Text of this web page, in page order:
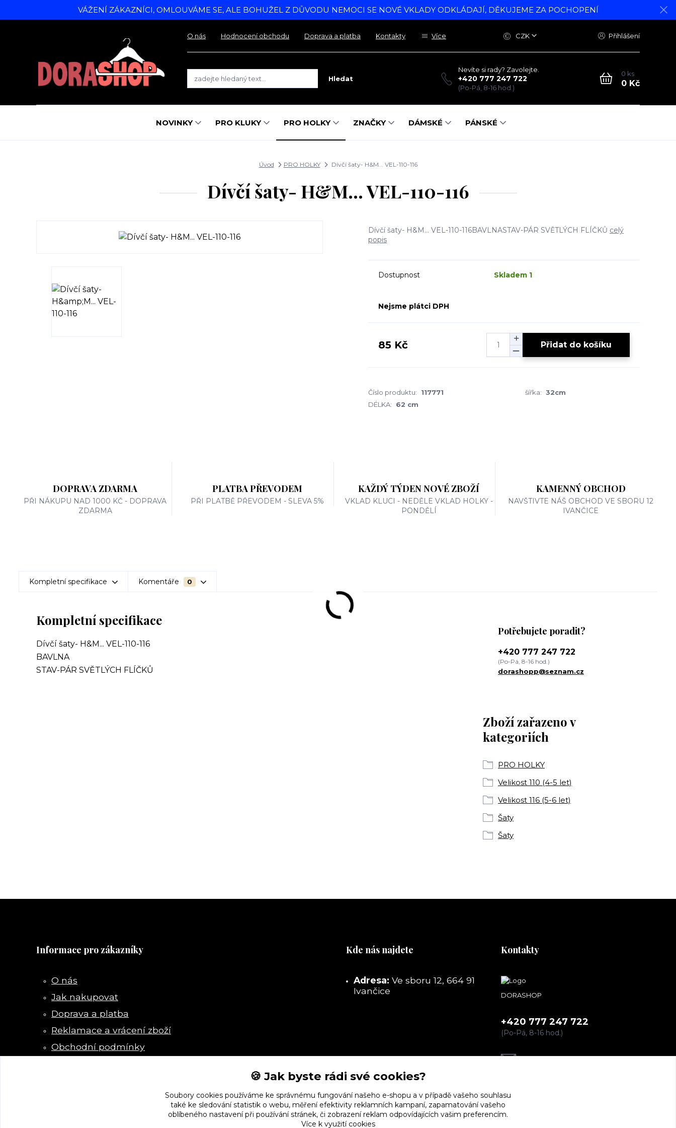
VÁŽENÍ ZÁKAZNÍCI, OMLOUVÁME SE, ALE BOHUŽEL Z DŮVODU NEMOCI SE NOVÉ VKLADY ODKLÁDAJÍ, DĚKUJEME ZA POCHOPENÍ
O nás Hodnocení obchodu Doprava a platba Kontakty Více CZK Přihlášení
Hledat
Nevíte si rady? Zavolejte.
+420 777 247 722
(Po-Pá, 8-16 hod.)
0 ks
0 Kč
NOVINKY PRO KLUKY PRO HOLKY ZNAČKY DÁMSKÉ PÁNSKÉ
Úvod PRO HOLKY Dívčí šaty- H&M... VEL-110-116
Dívčí šaty- H&M... VEL-110-116
Dívčí šaty- H&M... VEL-110-116BAVLNASTAV-PÁR SVĚTLÝCH FLÍČKŮ celý
popis
Dostupnost Skladem 1
Nejsme plátci DPH
85 Kč Přidat do košíku
Číslo produktu: 117771 šířka: 32cm
DÉLKA:
62 cm
DOPRAVA ZDARMA
PŘI NÁKUPU NAD 1000 KČ - DOPRAVA
ZDARMA
PLATBA PŘEVODEM
PŘI PLATBĚ PŘEVODEM - SLEVA 5%
KAŽDÝ TÝDEN NOVÉ ZBOŽÍ
VKLAD KLUCI - NEDĚLE VKLAD HOLKY -
PONDĚLÍ
KAMENNÝ OBCHOD
NAVŠTIVTE NÁŠ OBCHOD VE SBORU 12
IVANČICE
Kompletní specifikace Komentáře 0
Kompletní specifikace
Dívčí šaty- H&M... VEL-110-116
BAVLNA
STAV-PÁR SVĚTLÝCH FLÍČKŮ
Zboží zařazeno v
kategoriích
PRO HOLKY
Velikost 110 (4-5 let)
Velikost 116 (5-6 let)
Šaty
Šaty
Potřebujete poradit?
+420 777 247 722
(Po-Pá, 8-16 hod.)
dorashopp@seznam.cz
Informace pro zákazníky
O nás
Jak nakupovat
Doprava a platba
Reklamace a vrácení zboží
Obchodní podmínky
Kde nás najdete
Adresa: Ve sboru 12, 664 91
Ivančice
Kontakty
DORASHOP
+420 777 247 722
(Po-Pá, 8-16 hod.)
dorashopp@seznam.cz
🍪 Jak byste rádi své cookies?
Soubory cookies používáme ke správnému fungování našeho e-shopu a v případě vašeho souhlasu
také ke sledování statistik o webu, měření efektivity reklamních kampaní, zapamatování vašeho
oblíbeného nastavení při používání stránek, či zobrazení reklam odpovídajících vašim preferencím.
Více k využití cookies